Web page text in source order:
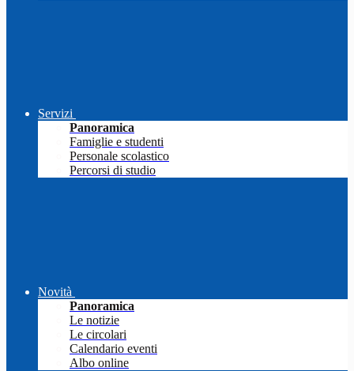
Servizi
Panoramica
Famiglie e studenti
Personale scolastico
Percorsi di studio
Novità
Panoramica
Le notizie
Le circolari
Calendario eventi
Albo online